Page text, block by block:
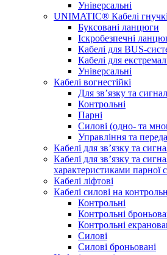
Універсальні
UNIMATIC® Кабелі
Буксовані ланцюги
Іскробезпечні
Кабелі для BUS-
Кабелі для
Універсальні
Кабелі вогнестійкі
Для зв’язку та
Контрольні
Парні
Силові (одно- та
Управління та
Кабелі для зв’язку та
Кабелі для зв’язку та
характеристиками парної
Кабелі ліфтові
Кабелі силові на
Контрольні
Контрольні
Контрольні
Силові
Силові броньовані